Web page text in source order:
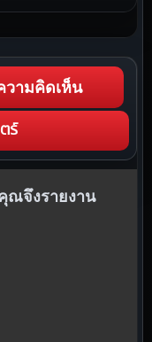
วามคิดเห็น
ร์
ณจึงรายงาน